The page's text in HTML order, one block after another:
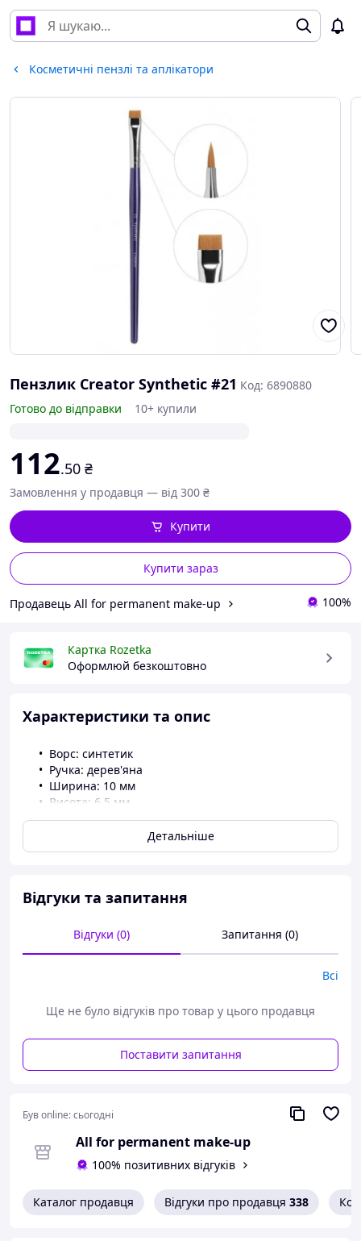
Косметичні пензлі та аплікатори
Пензлик Creator Synthetic #21 Код: 6890880
Готово до відправки
10+ купили
112.50 ₴
Замовлення у продавця — від 300 ₴
Купити зараз
Купити
Продавець All for permanent make-up 100%
Картка Rozetka
Оформлюй безкоштовно
Характеристики та опис
Ворс: синтетик
Ручка: дерев'яна
Ширина: 10 мм
Висота: 6,5 мм
Професійний пензель для використання в процедурах
фарбування брів. Можна використовувати для макіяжу
в домашніх умовах. Форма та розміри ворсового пучка
косметичні суміші на брови, рівномірно розподіляючи
та не виходячи за контури.
Детальніше
Відгуки та запитання
Відгуки (0) Запитання (0)
Всі
Ще не було відгуків про товар у цього продавця
Поставити запитання
Був online:сьогодні
All for permanent make-up
100% позитивних відгуків
Каталог продавця Відгуки про продавця 338